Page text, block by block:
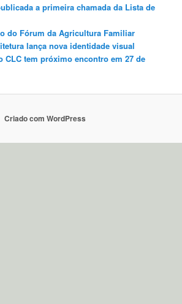
a primeira chamada da Lista de
do Fórum da Agricultura Familiar
lança nova identidade visual
CLC tem próximo encontro em 27 de
Criado com WordPress